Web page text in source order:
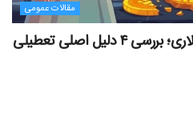
مقالات عمومی
پایان تلخ پروژه‌های میلیون دلاری؛ بررسی ۴ دلیل اصلی تعطیلی